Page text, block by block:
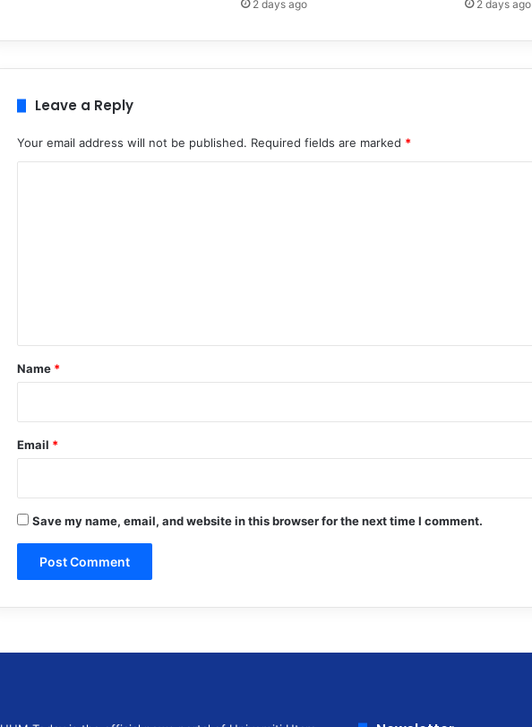
2 days ago 2 days ago
Leave a Reply
Your email address will not be published. Required fields are marked *
*
Name *
Email *
Save my name, email, and website in this browser for the next time I comment.